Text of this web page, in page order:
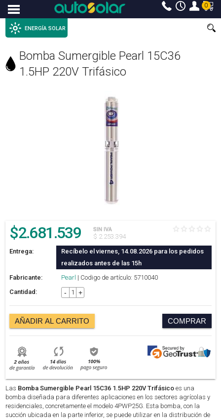
Menu 0
ENERGÍA SOLAR
Bomba Sumergible Pearl 15C36
1.5HP 220V Trifásico
$2.681.539 SIN IVA
$ 2.253.394
Entrega:
Recíbelo el viernes, 14.08.2026 para los pedidos
realizados antes de las 15h
Fabricante:
Pearl | Codigo de artículo: 5710040
Cantidad:
- +
AÑADIR AL CARRITO COMPRAR
Las Bomba Sumergible Pearl 15C36 1.5HP 220V Trifásico es una
bomba diseñada para diferentes aplicaciones en los sectores agrícolas y
residenciales, concretamente el modelo 4PWP25G. Esta bomba, con la
succión ubicada en la parte inferior, se puede utilizar en la distribución de